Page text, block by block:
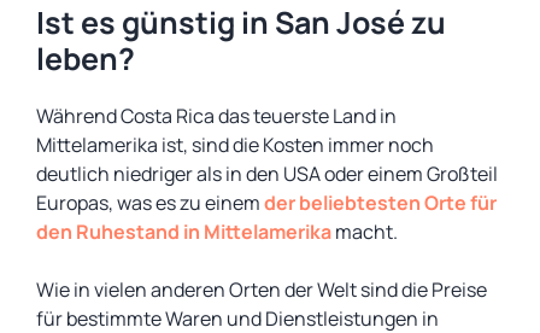
Ist es günstig in San José zu
leben?
Während Costa Rica das teuerste Land in
Mittelamerika ist, sind die Kosten immer noch
deutlich niedriger als in den USA oder einem Großteil
Europas, was es zu einemder beliebtesten Orte für
den Ruhestand in Mittelamerikamacht.
Wie in vielen anderen Orten der Welt sind die Preise
für bestimmte Waren und Dienstleistungen in